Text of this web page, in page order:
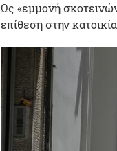
Ως «εμμονή
επίθεση στην